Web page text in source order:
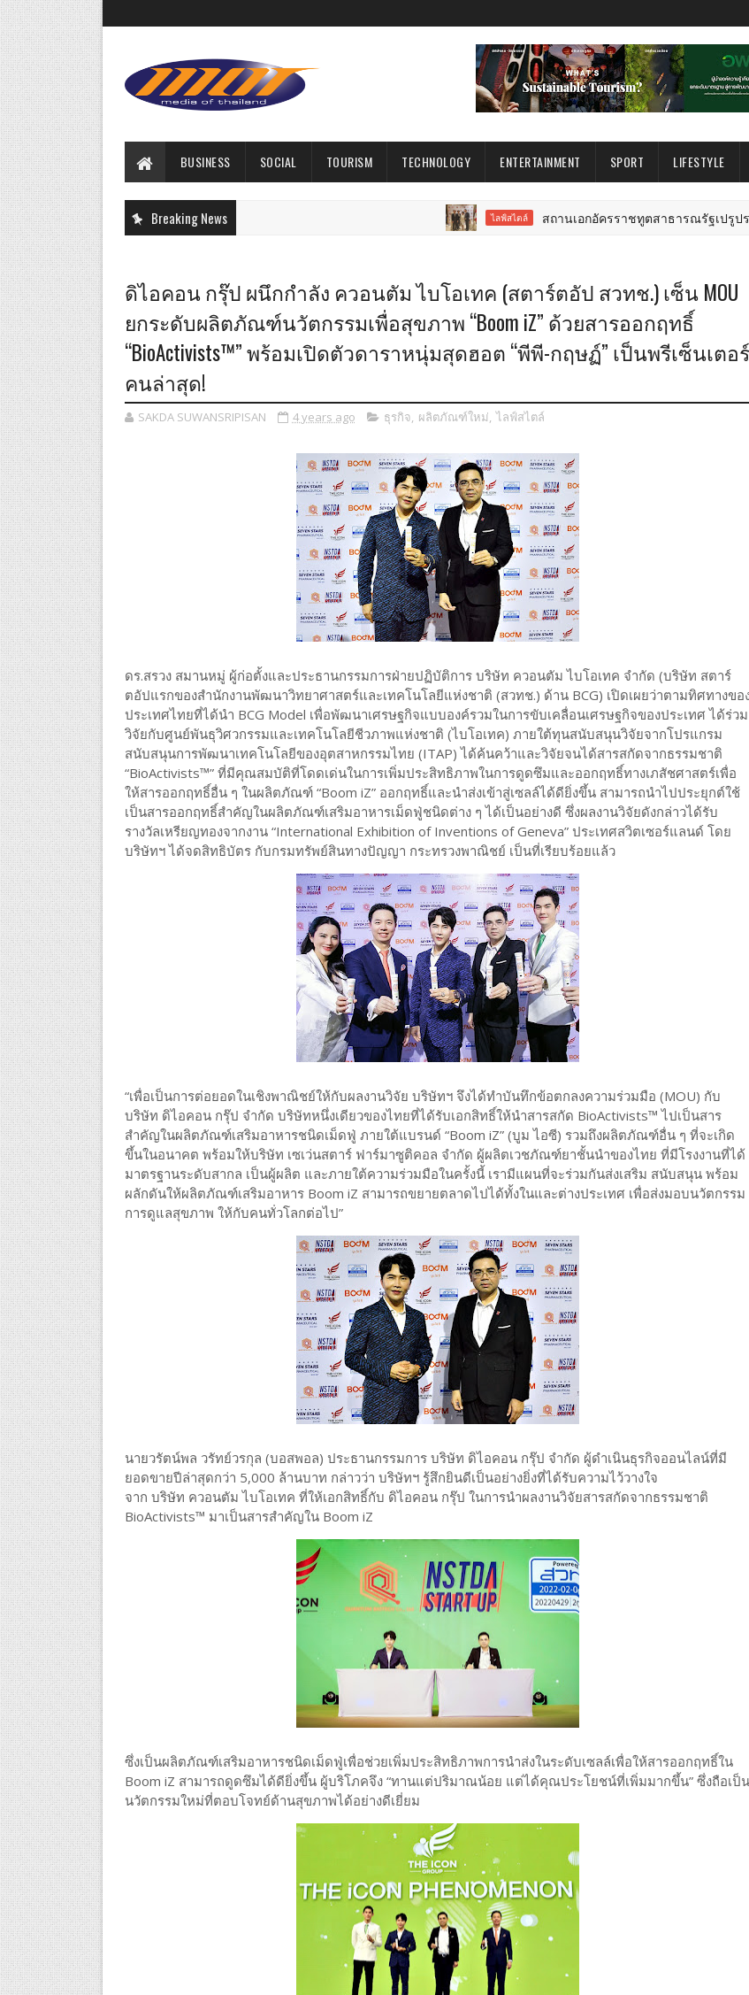
BUSINESS SOCIAL TOURISM TECHNOLOGY ENTERTAINMENT SPORT LIFESTYLE
Breaking News ไลฟ์สไตล์ สถานเอกอัครราชทูตสาธารณรัฐเปรูประจำประ
ดิไอคอน กรุ๊ป ผนึกกำลัง ควอนตัม ไบโอเทค (สตาร์ตอัป สวทช.) เซ็น MOU
ยกระดับผลิตภัณฑ์นวัตกรรมเพื่อสุขภาพ “Boom iZ” ด้วยสารออกฤทธิ์
“BioActivists™” พร้อมเปิดตัวดาราหนุ่มสุดฮอต “พีพี-กฤษฏ์” เป็นพรีเซ็นเตอร์
คนล่าสุด!
SAKDA SUWANSRIPISAN 4 years ago ธุรกิจ, ผลิตภัณฑ์ใหม่, ไลฟ์สไตล์
ดร.สรวง สมานหมู่ ผู้ก่อตั้งและประธานกรรมการฝ่ายปฏิบัติการ บริษัท ควอนตัม ไบโอเทค จำกัด (บริษัท สตาร์
ตอัปแรกของสำนักงานพัฒนาวิทยาศาสตร์และเทคโนโลยีแห่งชาติ (สวทช.) ด้าน BCG) เปิดเผยว่าตามทิศทางขอ
ประเทศไทยที่ได้นำ BCG Model เพื่อพัฒนาเศรษฐกิจแบบองค์รวมในการขับเคลื่อนเศรษฐกิจของประเทศ ได้ร่วม
วิจัยกับศูนย์พันธุวิศวกรรมและเทคโนโลยีชีวภาพแห่งชาติ (ไบโอเทค) ภายใต้ทุนสนับสนุนวิจัยจากโปรแกรม
สนับสนุนการพัฒนาเทคโนโลยีของอุตสาหกรรมไทย (ITAP) ได้ค้นคว้าและวิจัยจนได้สารสกัดจากธรรมชาติ
“BioActivists™” ที่มีคุณสมบัติที่โดดเด่นในการเพิ่มประสิทธิภาพในการดูดซึมและออกฤทธิ์ทางเภสัชศาสตร์เพื่อ
ให้สารออกฤทธิ์อื่น ๆ ในผลิตภัณฑ์ “Boom iZ” ออกฤทธิ์และนำส่งเข้าสู่เซลล์ได้ดียิ่งขึ้น สามารถนำไปประยุกต์ใช้
เป็นสารออกฤทธิ์สำคัญในผลิตภัณฑ์เสริมอาหารเม็ดฟู่ชนิดต่าง ๆ ได้เป็นอย่างดี ซึ่งผลงานวิจัยดังกล่าวได้รับ
รางวัลเหรียญทองจากงาน “International Exhibition of Inventions of Geneva” ประเทศสวิตเซอร์แลนด์ โดย
บริษัทฯ ได้จดสิทธิบัตร กับกรมทรัพย์สินทางปัญญา กระทรวงพาณิชย์ เป็นที่เรียบร้อยแล้ว
“เพื่อเป็นการต่อยอดในเชิงพาณิชย์ให้กับผลงานวิจัย บริษัทฯ จึงได้ทำบันทึกข้อตกลงความร่วมมือ (MOU) กับ
บริษัท ดิไอคอน กรุ๊ป จำกัด บริษัทหนึ่งเดียวของไทยที่ได้รับเอกสิทธิ์ให้นำสารสกัด BioActivists™ ไปเป็นสาร
สำคัญในผลิตภัณฑ์เสริมอาหารชนิดเม็ดฟู่ ภายใต้แบรนด์ “Boom iZ” (บูม ไอซี) รวมถึงผลิตภัณฑ์อื่น ๆ ที่จะเกิด
ขึ้นในอนาคต พร้อมให้บริษัท เซเว่นสตาร์ ฟาร์มาซูติคอล จำกัด ผู้ผลิตเวชภัณฑ์ยาชั้นนำของไทย ที่มีโรงงานที่ได้
มาตรฐานระดับสากล เป็นผู้ผลิต และภายใต้ความร่วมมือในครั้งนี้ เรามีแผนที่จะร่วมกันส่งเสริม สนับสนุน พร้อม
ผลักดันให้ผลิตภัณฑ์เสริมอาหาร Boom iZ สามารถขยายตลาดไปได้ทั้งในและต่างประเทศ เพื่อส่งมอบนวัตกรรม
การดูแลสุขภาพ ให้กับคนทั่วโลกต่อไป”
นายวรัตน์พล วรัทย์วรกุล (บอสพอล) ประธานกรรมการ บริษัท ดิไอคอน กรุ๊ป จำกัด ผู้ดำเนินธุรกิจออนไลน์ที่มี
ยอดขายปีล่าสุดกว่า 5,000 ล้านบาท กล่าวว่า บริษัทฯ รู้สึกยินดีเป็นอย่างยิ่งที่ได้รับความไว้วางใจ
จาก บริษัท ควอนตัม ไบโอเทค ที่ให้เอกสิทธิ์กับ ดิไอคอน กรุ๊ป ในการนำผลงานวิจัยสารสกัดจากธรรมชาติ
BioActivists™ มาเป็นสารสำคัญใน Boom iZ
ซึ่งเป็นผลิตภัณฑ์เสริมอาหารชนิดเม็ดฟู่เพื่อช่วยเพิ่มประสิทธิภาพการนำส่งในระดับเซลล์เพื่อให้สารออกฤทธิ์ใน
Boom iZ สามารถดูดซึมได้ดียิ่งขึ้น ผู้บริโภคจึง “ทานแต่ปริมาณน้อย แต่ได้คุณประโยชน์ที่เพิ่มมากขึ้น” ซึ่งถือเป็น
นวัตกรรมใหม่ที่ตอบโจทย์ด้านสุขภาพได้อย่างดีเยี่ยม